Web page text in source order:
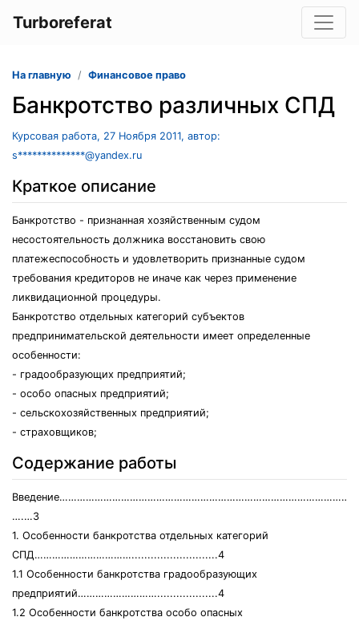
Turboreferat
На главную Финансовое право
Банкротство различных СПД
Курсовая работа, 27 Ноября 2011, автор:
s**************@yandex.ru
Краткое описание
Банкротство - признанная хозяйственным судом
несостоятельность должника восстановить свою
платежеспособность и удовлетворить признанные судом
требования кредиторов не иначе как через применение
ликвидационной процедуры.
Банкротство отдельных категорий субъектов
предпринимательской деятельности имеет определенные
особенности:
- градообразующих предприятий;
- особо опасных предприятий;
- сельскохозяйственных предприятий;
- страховщиков;
Содержание работы
….…3
1. Особенности банкротства отдельных категорий
СПД……………………………...........................4
1.1 Особенности банкротства градообразующих
предприятий………………………...................4
1.2 Особенности банкротства особо опасных